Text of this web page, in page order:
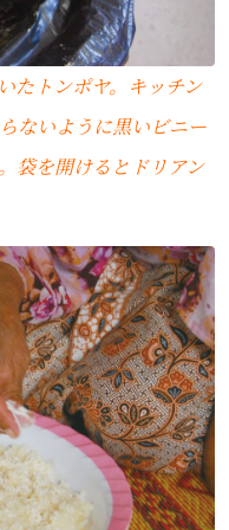
たトンポヤ。キッチン
ないように黒いビニー
袋を開けるとドリアン